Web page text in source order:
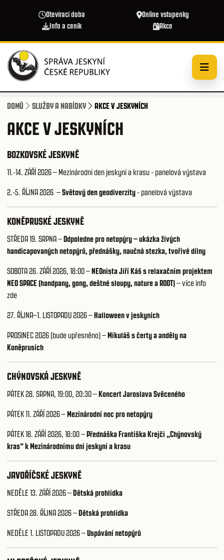
Otevírací doba
Online vstupenky
Info a ceník
Akce
DOMŮ SLUŽBY A NABÍDKY AKCE V JESKYNÍCH
AKCE V JESKYNÍCH
BOZKOVSKÉ JESKYNĚ
11.-14. ZÁŘÍ 2026 – Mezinárodní den jeskyní a krasu - panelová výstava
2.-5. ŘÍJNA 2026 –Světový den geodiverzity - panelová výstava
KONĚPRUSKÉ JESKYNĚ
STŘEDA 19. SRPNA –Odpoledne pro netopýry – ukázka živých
handicapovaných netopýrů, přednášky, naučná stezka, tvořivé dílny
SOBOTA 26. ZÁŘÍ 2026, 18:00–NEOnista Jiří Káš s relaxačním projektem
NEO SPACE (handpany, gong, deštné sloupy, nature a ROOT)–více info
zde
27. ŘÍJNA–1. LISTOPADU 2026–Halloween v jeskyních
PROSINEC 2026 (bude upřesněno)–Mikuláš s čerty a anděly na
Koněprusích
CHÝNOVSKÁ JESKYNĚ
PÁTEK 28. SRPNA, 19:00, 20:30–Koncert Jaroslava Svěceného
PÁTEK 11. ZÁŘÍ 2026–Mezinárodní noc pro netopýry
PÁTEK 18. ZÁŘÍ 2026, 18:00 –Přednáška Františka Krejči „Chýnovský
kras“ k Mezinárodnímu dni jeskyní a krasu
JAVOŘÍČSKÉ JESKYNĚ
NEDĚLE 13. ZÁŘÍ 2026 –Dětská prohlídka
STŘEDA 28. ŘÍJNA 2026 –Dětská prohlídka
NEDĚLE 1. LISTOPADU 2026–Uspávání netopýrů